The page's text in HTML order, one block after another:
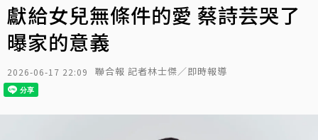
獻給女兒無條件的愛 蔡詩芸哭了
曝家的意義
2026-06-17 22:09 聯合報 記者林士傑／即時報導